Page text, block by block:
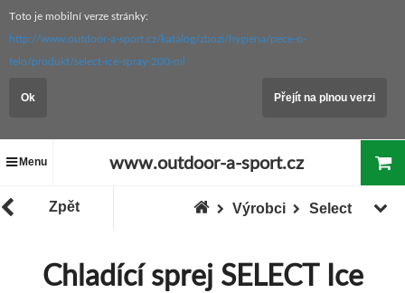
Toto je mobilní verze stránky:
http://www.outdoor-a-sport.cz/katalog/zbozi/hygiena/pece-o-
telo/produkt/select-ice-spray-200-ml
Ok Přejít na plnou verzi
Menu www.outdoor-a-sport.cz
Zpět Select
Výrobci
Chladící sprej SELECT Ice